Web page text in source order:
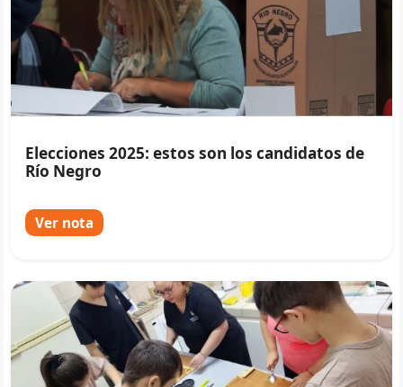
Elecciones 2025: estos son los candidatos de
Río Negro
Ver nota